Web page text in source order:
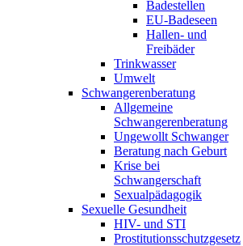
Badestellen
EU-Badeseen
Hallen- und
Freibäder
Trinkwasser
Umwelt
Schwangerenberatung
Allgemeine
Schwangerenberatung
Ungewollt Schwanger
Beratung nach Geburt
Krise bei
Schwangerschaft
Sexualpädagogik
Sexuelle Gesundheit
HIV- und STI
Prostitutionsschutzgesetz